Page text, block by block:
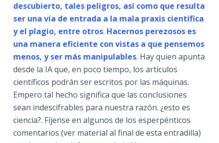
descubierto, tales peligros, así como que resulta
ser una vía de entrada a la mala praxis científica
y el plagio, entre otros. Hacernos perezosos es
una manera eficiente con vistas a que pensemos
menos, y ser más manipulables. Hay quien apunta
desde la IA que, en poco tiempo, los artículos
científicos podrán ser escritos por las máquinas.
Empero tal hecho significa que las conclusiones
sean indescifrables para nuestra razón. ¿esto es
ciencia?. Fíjense en algunos de los esperpénticos
comentarios (ver material al final de esta entradilla)